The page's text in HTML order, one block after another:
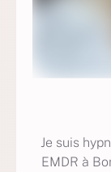
Je suis
EMDR à